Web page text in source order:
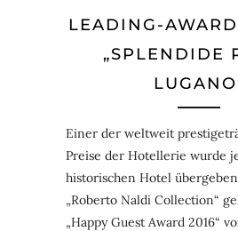
LEADING-
„SPLENDIDE
Einer der weltweit
Preise der Hotellerie wurde
historischen Hotel
„Roberto Naldi Collection“
„Happy Guest Award 2016“